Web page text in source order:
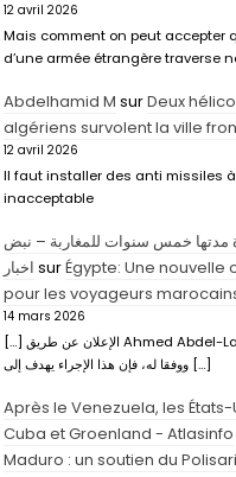
12 avril 2026
Mais comment on peut accepter
d’une armée étrangère traverse
Abdelhamid M surDeux
algériens survolent la ville
12 avril 2026
Il faut installer des anti missiles
inacceptable
مدتها خمس سنوات للمغاربة – نبض
اخبار surÉgypte: Une nouvelle
pour les voyageurs
14 mars 2026
[…] الإعلان عن طريق Ahmed Abdel-Latifسفير مصر بالرباط.
ووفقا له، فإن هذا الإجراء يهدف إلى […]
Après le Venezuela, les
Cuba et Groenland - Atlasinfo
Maduro : un soutien du